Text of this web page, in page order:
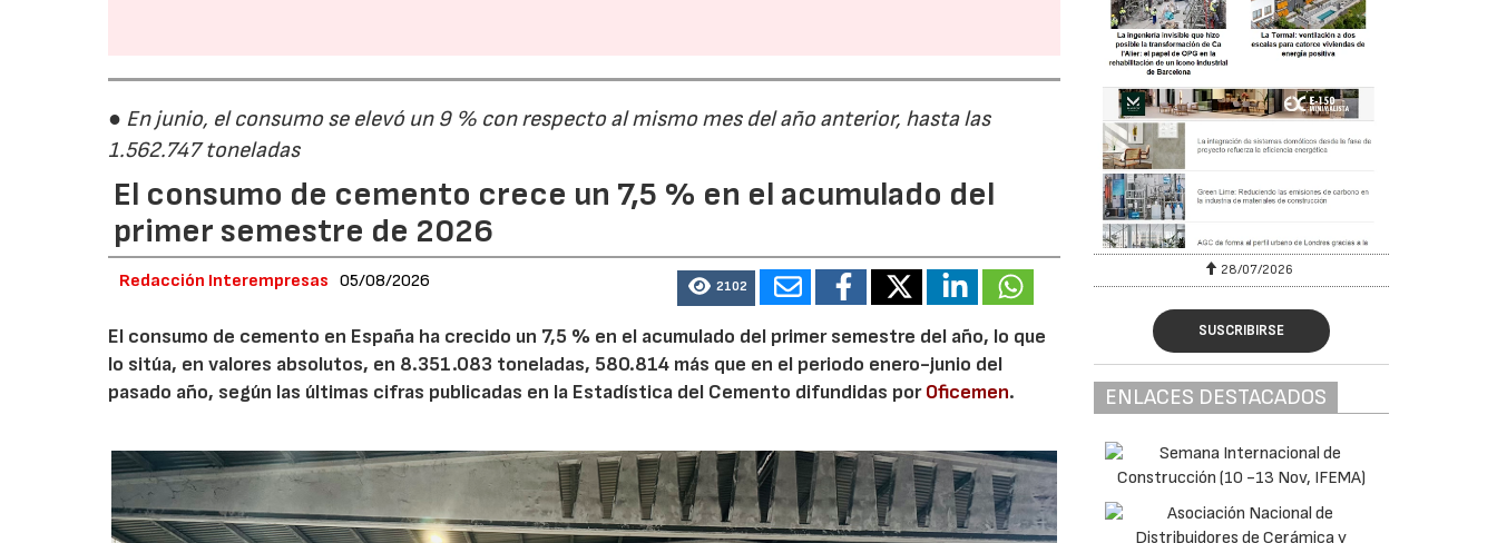
● En junio, el consumo se elevó un 9 % con respecto al mismo mes del año anterior, hasta las
1.562.747 toneladas
El consumo de cemento crece un 7,5 % en el acumulado del
primer semestre de 2026
Redacción Interempresas 05/08/2026 2102
El consumo de cemento en España ha crecido un 7,5 % en el acumulado del primer semestre del año, lo que
lo sitúa, en valores absolutos, en 8.351.083 toneladas, 580.814 más que en el periodo enero-junio del
pasado año, según las últimas cifras publicadas en la Estadística del Cemento difundidas porOficemen.
28/07/2026 30/07/2026 28/07/2026
SUSCRIBIRSE
ENLACES DESTACADOS